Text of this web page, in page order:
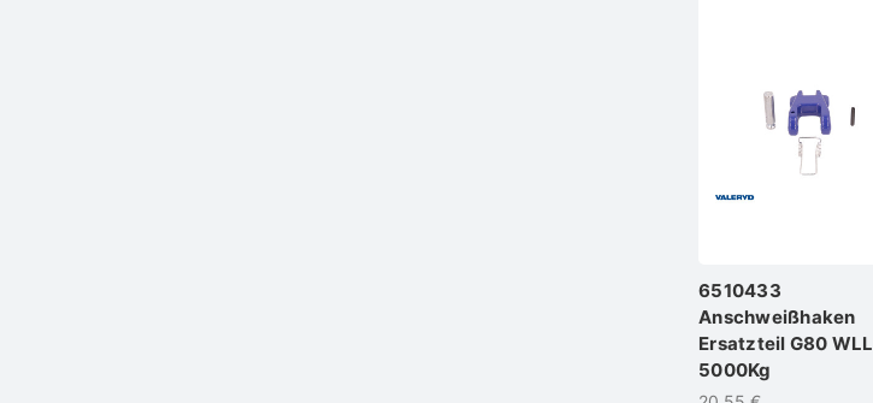
6510433
Anschweißhaken
Ersatzteil G80 WLL
5000Kg